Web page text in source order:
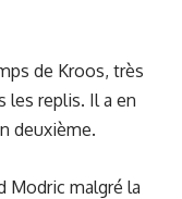
de Kroos, très
les replis. Il a en
deuxième.
Modric malgré la